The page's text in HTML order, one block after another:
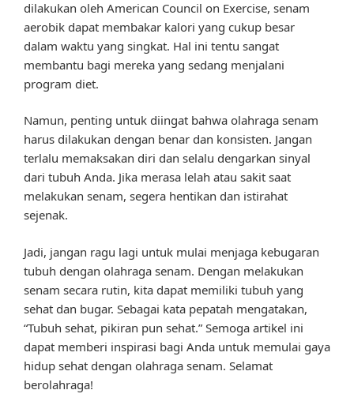
dilakukan oleh American Council on Exercise, senam
aerobik dapat membakar kalori yang cukup besar
dalam waktu yang singkat. Hal ini tentu sangat
membantu bagi mereka yang sedang menjalani
program diet.
Namun, penting untuk diingat bahwa olahraga senam
harus dilakukan dengan benar dan konsisten. Jangan
terlalu memaksakan diri dan selalu dengarkan sinyal
dari tubuh Anda. Jika merasa lelah atau sakit saat
melakukan senam, segera hentikan dan istirahat
sejenak.
Jadi, jangan ragu lagi untuk mulai menjaga kebugaran
tubuh dengan olahraga senam. Dengan melakukan
senam secara rutin, kita dapat memiliki tubuh yang
sehat dan bugar. Sebagai kata pepatah mengatakan,
“Tubuh sehat, pikiran pun sehat.” Semoga artikel ini
dapat memberi inspirasi bagi Anda untuk memulai gaya
hidup sehat dengan olahraga senam. Selamat
berolahraga!